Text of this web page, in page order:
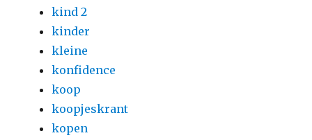
kind 2
kinder
kleine
konfidence
koop
koopjeskrant
kopen